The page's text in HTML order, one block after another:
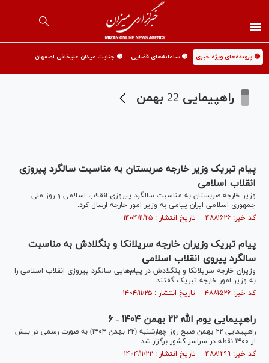
🟡 پرونده‌های ویژه خبری 🟡 سامانه‌های قضایی 🟡 جنایت میدان علیخانی اصفهان
راهپیمایی 22 بهمن
پیام تبریک وزیر خارجه صربستان به مناسبت سالگرد پیروزی
انقلاب اسلامی
وزیر خارجه صربستان به مناسبت سالگرد پیروزی انقلاب اسلامی و روز ملی
جمهوری اسلامی ایران پیامی به وزیر امور خارجه ارسال کرد.
کد خبر: ۴۸۸۱۶۲۶ تاریخ انتشار : ۱۴۰۴/۱۱/۲۵
پیام تبریک وزیران خارجه سریلانکا و بنگلادش به مناسبت
سالگرد پیروی انقلاب اسلامی
وزیران خارجه سریلانکا و بنگلادش در پیام‌هایی سالگرد پیروزی انقلاب اسلامی را
به وزیر امور خارجه تبریک گفتند.
کد خبر: ۴۸۸۱۵۲۶ تاریخ انتشار : ۱۴۰۴/۱۱/۲۵
راهپیمایی یوم الله ۲۲ بهمن ۱۴۰۴ - ۶
راهپیمایی ۲۲ بهمن صبح روز چهارشنبه (۲۲ بهمن ۱۴۰۴) به صورت رسمی در بیش
از ۱۴۰۰ نقطه در سراسر کشور برگزار شد.
کد خبر: ۴۸۸۱۲۹۹ تاریخ انتشار : ۱۴۰۴/۱۱/۲۲